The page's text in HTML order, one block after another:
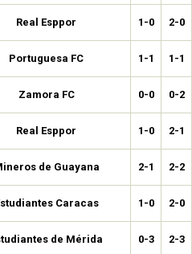
Real Esppor 1-0 2-0
Portuguesa FC 1-1 1-1
Zamora FC 0-0 0-2
Real Esppor 1-0 2-1
de Guayana 2-1 2-2
Caracas 1-0 2-0
de Mérida 0-3 2-3